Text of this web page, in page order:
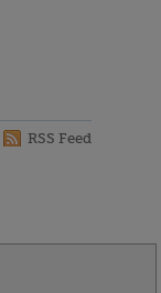
RSS Feed